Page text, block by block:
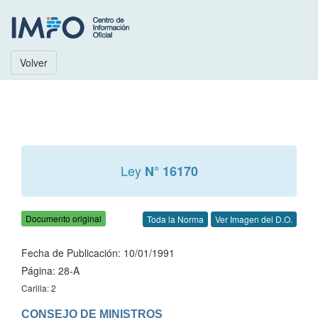
Volver
Ley N° 16170
Documento original Toda la Norma Ver Imagen del D.O.
Fecha de Publicación: 10/01/1991
Página: 28-A
Carilla: 2
CONSEJO DE MINISTROS